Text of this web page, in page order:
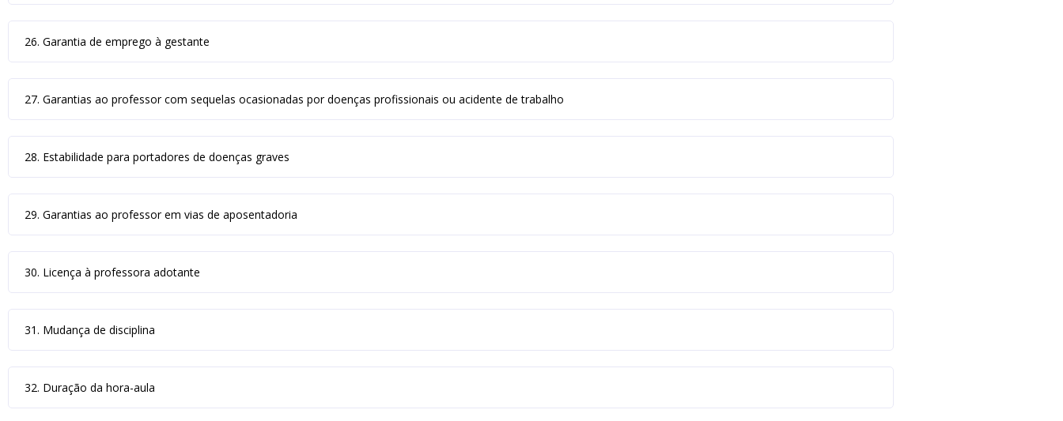
26. Garantia de emprego à gestante
27. Garantias ao professor com sequelas ocasionadas por doenças profissionais ou acidente de trabalho
28. Estabilidade para portadores de doenças graves
29. Garantias ao professor em vias de aposentadoria
30. Licença à professora adotante
31. Mudança de disciplina
32. Duração da hora-aula